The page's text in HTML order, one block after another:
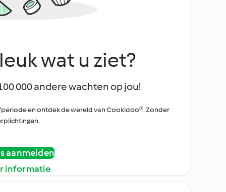
wat u ziet?
000 andere wachten op jou!
en ontdek de wereld van Cookidoo®. Zonder
aanmelden
informatie